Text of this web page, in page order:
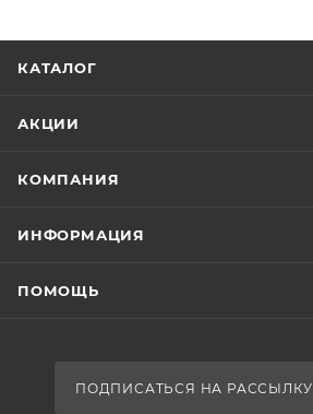
КАТАЛОГ
АКЦИИ
КОМПАНИЯ
ИНФОРМАЦИЯ
ПОМОЩЬ
ПОДПИСАТЬСЯ НА РАССЫЛКУ